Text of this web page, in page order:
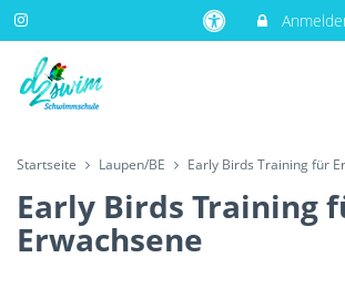
Startseite Laupen/BE Early Birds Training für
Early Birds Training
Erwachsene